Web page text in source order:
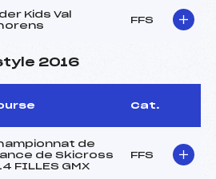
Kids Val
FFS
2016
Cat.
de
de Skicross
FILLES GMX
FFS